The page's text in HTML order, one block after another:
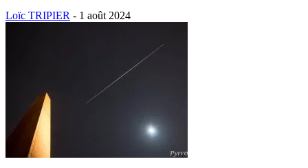
Loïc TRIPIER - 1 août 2024